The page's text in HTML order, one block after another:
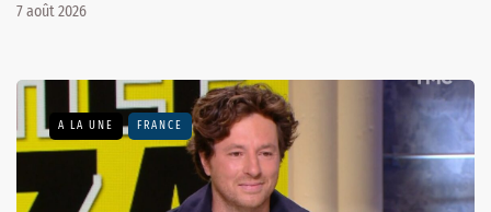
7 août 2026
A LA UNE FRANCE